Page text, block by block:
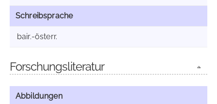
Schreibsprache
bair.-österr.
Forschungsliteratur
Abbildungen